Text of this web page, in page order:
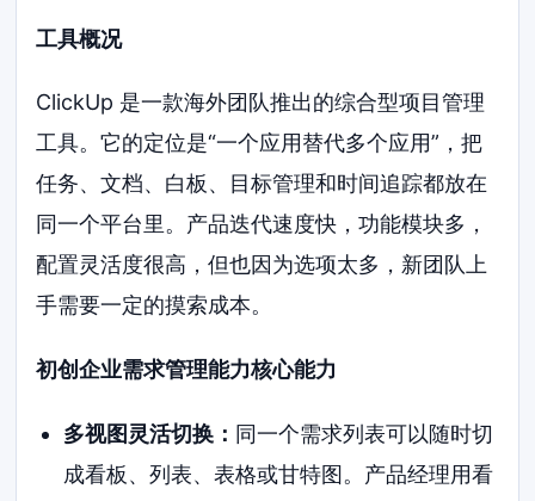
工具概况
ClickUp 是一款海外团队推出的综合型项目管理
工具。它的定位是“一个应用替代多个应用”，把
任务、文档、白板、目标管理和时间追踪都放在
同一个平台里。产品迭代速度快，功能模块多，
配置灵活度很高，但也因为选项太多，新团队上
手需要一定的摸索成本。
初创企业需求管理能力核心能力
多视图灵活切换： 同一个需求列表可以随时切
成看板、列表、表格或甘特图。产品经理用看